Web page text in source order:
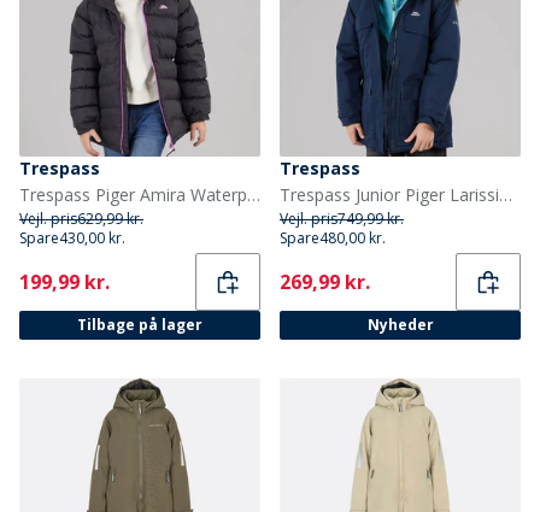
Trespass
Trespass Piger Amira Waterproof Padded Præstation/Teknisk Grå
Vejl. pris629,99 kr.
Spare430,00 kr.
Current
199,99 kr.
Tilbage på lager
Trespass
Trespass Junior Piger Larission Isoleret Vandtæt Parka Navy
Vejl. pris749,99 kr.
Spare480,00 kr.
Current
269,99 kr.
Nyheder